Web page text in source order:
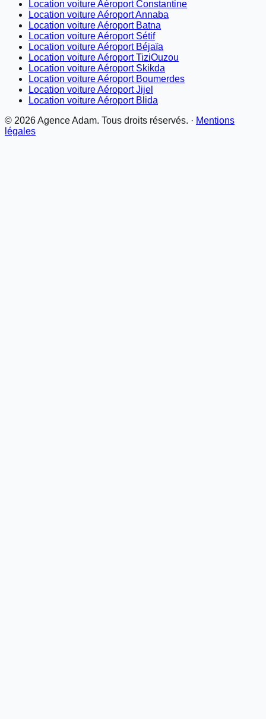
Location voiture Aéroport Constantine
Location voiture Aéroport Annaba
Location voiture Aéroport Batna
Location voiture Aéroport Sétif
Location voiture Aéroport Béjaïa
Location voiture Aéroport TiziOuzou
Location voiture Aéroport Skikda
Location voiture Aéroport Boumerdes
Location voiture Aéroport Jijel
Location voiture Aéroport Blida
© 2026Agence Adam. Tous droits réservés. · Mentions
légales